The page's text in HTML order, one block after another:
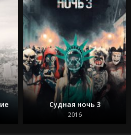
Судная ночь 3
2016